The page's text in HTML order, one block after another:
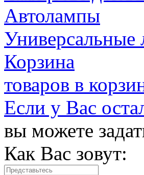
Автолампы
Универсальные
Корзина
товаров в
Если у Вас
вы можете
Как Вас зовут: